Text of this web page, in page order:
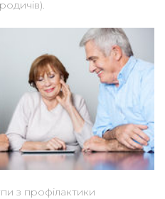
з профілактики